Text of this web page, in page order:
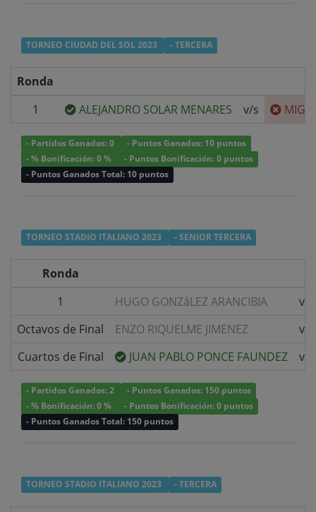
TORNEO CIUDAD DEL SOL 2023 - TERCERA
Ronda
1
ALEJANDRO SOLAR MENARES v/s
- Partidos Ganados: 0
- Puntos Ganados: 10 puntos
- % Bonificación: 0 %
- Puntos Bonificación: 0 puntos
- Puntos Ganados Total: 10 puntos
TORNEO STADIO ITALIANO 2023 - SENIOR TERCERA
Ronda
1
HUGO GONZáLEZ ARANCIBIA
v/s
Octavos de Final
ENZO RIQUELME JIMENEZ
v/s
Cuartos de Final
JUAN PABLO PONCE FAUNDEZ v/s
- Partidos Ganados: 2
- Puntos Ganados: 150 puntos
- % Bonificación: 0 %
- Puntos Bonificación: 0 puntos
- Puntos Ganados Total: 150 puntos
TORNEO STADIO ITALIANO 2023 - TERCERA